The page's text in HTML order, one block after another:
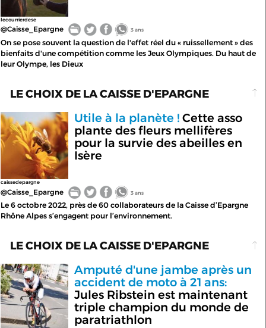
lecourrierdese
@Caisse_Epargne 3 ans
On se pose souvent la question de l'effet réel du « ruissellement » des
bienfaits d'une compétition comme les Jeux Olympiques. Du haut de
leur Olympe, les Dieux
LE CHOIX DE LA CAISSE D'EPARGNE
caissedepargne
Utile à la planète !Cette asso
plante des fleurs mellifères
pour la survie des abeilles en
Isère
@Caisse_Epargne 3 ans
Le 6 octobre 2022, près de 60 collaborateurs de la Caisse d’Epargne
Rhône Alpes s’engagent pour l’environnement.
LE CHOIX DE LA CAISSE D'EPARGNE
Amputé d'une jambe après un
accident de moto à 21 ans:
Jules Ribstein est maintenant
triple champion du monde de
paratriathlon